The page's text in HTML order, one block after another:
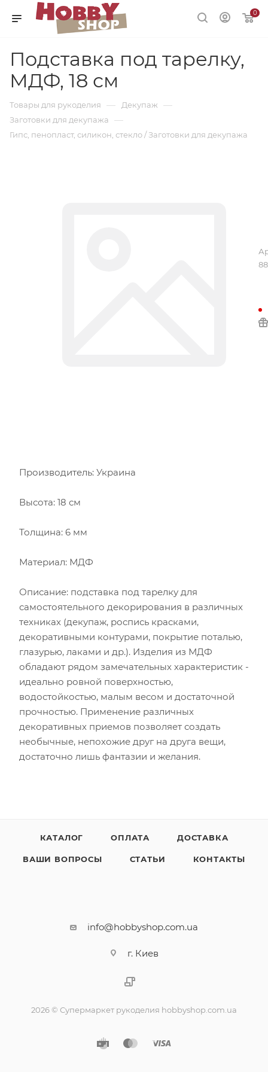
0
Подставка под тарелку,
МДФ, 18 см
Товары для рукоделия — Декупаж —
Заготовки для декупажа —
Гипс, пенопласт, силикон, стекло / Заготовки для декупажа
Производитель: Украина
Высота: 18 см
Толщина: 6 мм
Материал: МДФ
Описание: подставка под тарелку для
самостоятельного декорирования в различных
техниках (декупаж, роспись красками,
декоративными контурами, покрытие поталью,
глазурью, лаками и др.). Изделия из МДФ
обладают рядом замечательных характеристик -
идеально ровной поверхностью,
водостойкостью, малым весом и достаточной
прочностью. Применение различных
декоративных приемов позволяет создать
необычные, непохожие друг на друга вещи,
достаточно лишь фантазии и желания.
КАТАЛОГ ОПЛАТА ДОСТАВКА
ВАШИ ВОПРОСЫ СТАТЬИ КОНТАКТЫ
info@hobbyshop.com.ua
г. Киев
2026 © Супермаркет рукоделия hobbyshop.com.ua